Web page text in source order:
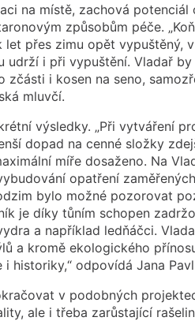
na místě, zachová potenciál
způsobům péče.
let přes zimu opět vypuštěný,
udrží i při vypuštění. Vladař
zčásti i kosen na seno,
mluvčí.
výsledky. „Při vytváření
dopad na cenné složky
míře dosaženo. Na
opatření
bylo možné pozorovat
je díky tůním schopen
a například ledňáčci.
a kromě ekologického
i historiky,“ odpovídá Jana
v podobných
ale i třeba zarůstající